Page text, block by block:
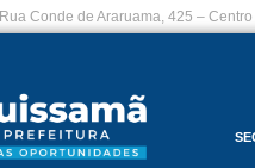
Rua Conde de Araruama, 425 –